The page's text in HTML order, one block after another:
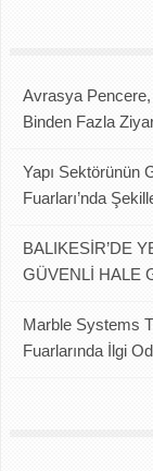
Avrasya Pencere,
Binden Fazla
Yapı Sektörünün
Fuarları’nda
BALIKESİR’DE
GÜVENLİ HALE
Marble Systems
Fuarlarında İlgi